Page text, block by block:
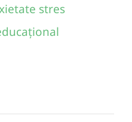
stres